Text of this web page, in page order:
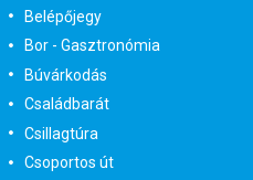
Belépőjegy
Bor - Gasztronómia
Búvárkodás
Családbarát
Csillagtúra
Csoportos út